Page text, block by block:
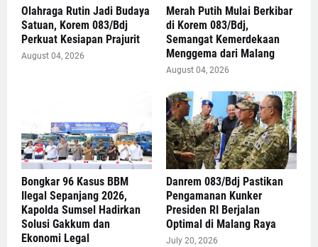
Olahraga Rutin Jadi Budaya
Satuan, Korem 083/Bdj
Perkuat Kesiapan Prajurit
August 04, 2026
Merah Putih Mulai Berkibar
di Korem 083/Bdj,
Semangat Kemerdekaan
Menggema dari Malang
August 04, 2026
Bongkar 96 Kasus BBM
Ilegal Sepanjang 2026,
Kapolda Sumsel Hadirkan
Solusi Gakkum dan
Ekonomi Legal
Danrem 083/Bdj Pastikan
Pengamanan Kunker
Presiden RI Berjalan
Optimal di Malang Raya
July 20, 2026